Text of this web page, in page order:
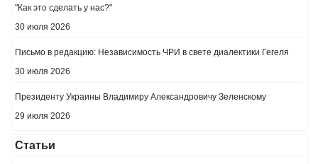
"Как это сделать у нас?"
30 июля 2026
Письмо в редакцию: Независимость ЧРИ в свете диалектики Гегеля
30 июля 2026
Президенту Украины Владимиру Александровичу Зеленскому
29 июля 2026
Статьи